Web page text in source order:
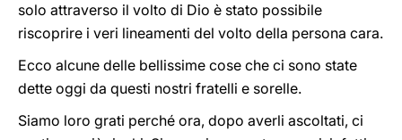
solo attraverso il volto di Dio è stato possibile
riscoprire i veri lineamenti del volto della persona cara.
Ecco alcune delle bellissime cose che ci sono state
dette oggi da questi nostri fratelli e sorelle.
Siamo loro grati perché ora, dopo averli ascoltati, ci